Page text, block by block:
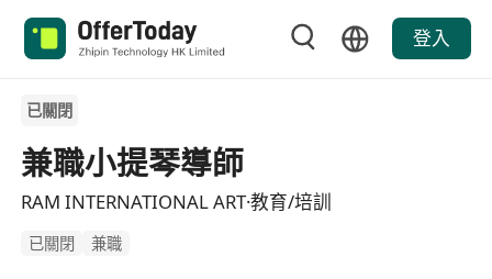
登入
已關閉
兼職小提琴導師
RAM INTERNATIONAL ART·教育/培訓
已關閉 兼職